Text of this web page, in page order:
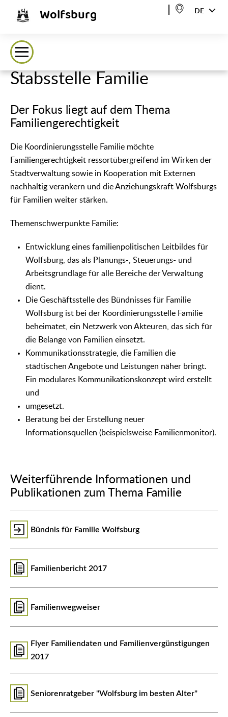
Wolfsburg DE
Stabsstelle Familie
Der Fokus liegt auf dem Thema
Familiengerechtigkeit
Die Koordinierungsstelle Familie möchte
Familiengerechtigkeit ressortübergreifend im Wirken der
Stadtverwaltung sowie in Kooperation mit Externen
nachhaltig verankern und die Anziehungskraft Wolfsburgs
für Familien weiter stärken.
Themenschwerpunkte Familie:
Entwicklung eines familienpolitischen Leitbildes für
Wolfsburg, das als Planungs-, Steuerungs- und
Arbeitsgrundlage für alle Bereiche der Verwaltung
dient.
Die Geschäftsstelle des Bündnisses für Familie
Wolfsburg ist bei der Koordinierungsstelle Familie
beheimatet, ein Netzwerk von Akteuren, das sich für
die Belange von Familien einsetzt.
Kommunikationsstrategie, die Familien die
städtischen Angebote und Leistungen näher bringt.
Ein modulares Kommunikationskonzept wird erstellt
und
umgesetzt.
Beratung bei der Erstellung neuer
Informationsquellen (beispielsweise Familienmonitor).
Weiterführende Informationen und
Publikationen zum Thema Familie
Bündnis für Familie Wolfsburg
Familienbericht 2017
Familienwegweiser
Flyer Familiendaten und Familienvergünstigungen
2017
Seniorenratgeber "Wolfsburg im besten Alter"